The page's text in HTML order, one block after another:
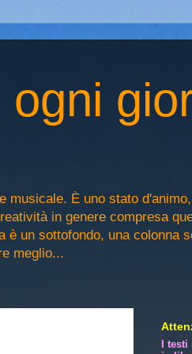
musicale. È uno stato
in genere compresa
un sottofondo, una colonna
meglio...
I